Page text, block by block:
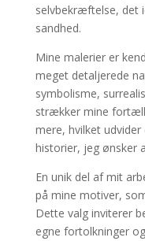
selvbekræftelse, det
sandhed.
Mine malerier er
meget detaljerede
symbolisme,
strækker mine
mere, hvilket
historier, jeg ønsker
En unik del af mit
på mine motiver,
Dette valg inviterer
egne fortolkninger